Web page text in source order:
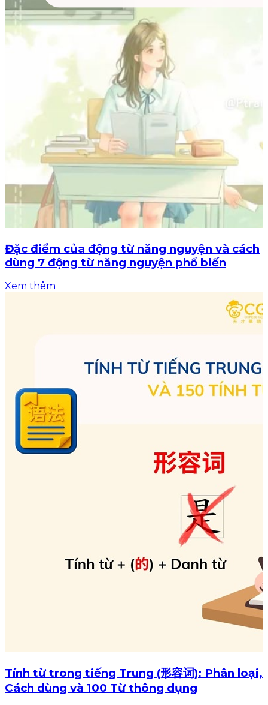
Đặc điểm của động từ năng nguyện và cách
dùng 7 động từ năng nguyện phổ biến
Xem thêm
Tính từ trong tiếng Trung (形容词): Phân loại,
Cách dùng và 100 Từ thông dụng